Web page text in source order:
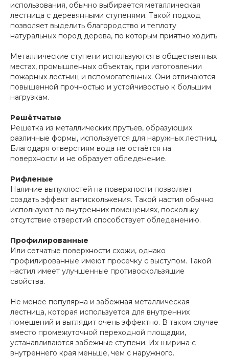
использования, обычно выбирается металлическая
лестница с деревянными ступенями. Такой подход
позволяет выделить благородство и теплоту
натуральных пород дерева, по которым приятно ходить.
Металлические ступени используются в общественных
местах, промышленных объектах, при изготовлении
пожарных лестниц и вспомогательных. Они отличаются
повышенной прочностью и устойчивостью к большим
нагрузкам.
Решётчатые
Решетка из металлических прутьев, образующих
различные формы, используется для наружных лестниц.
Благодаря отверстиям вода не остаётся на
поверхности и не образует обледенение.
Рифленые
Наличие выпуклостей на поверхности позволяет
создать эффект антискольжения. Такой настил обычно
используют во внутренних помещениях, поскольку
отсутствие отверстий способствует обледенению.
Профилированные
Или сетчатые поверхности схожи, однако
профилированные имеют просечку с выступом. Такой
настил имеет улучшенные противоскользящие
свойства.
Не менее популярна и забежная металлическая
лестница, которая используется для внутренних
помещений и выглядит очень эффектно. В таком случае
вместо промежуточной переходной площадки,
устанавливаются забежные ступени. Их ширина с
внутреннего края меньше, чем с наружного.